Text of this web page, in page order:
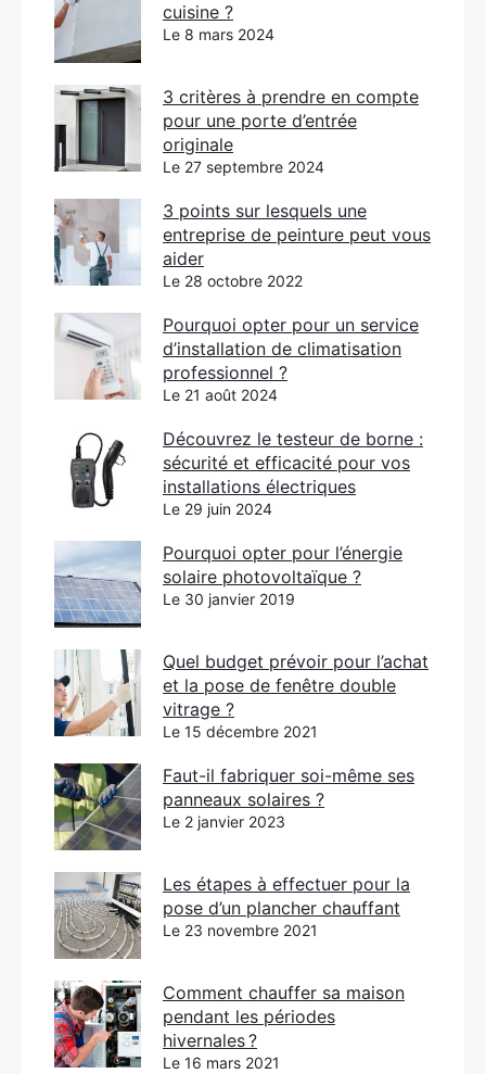
cuisine ?
Le 8 mars 2024
3 critères à prendre en compte
pour une porte d’entrée
originale
Le 27 septembre 2024
3 points sur lesquels une
entreprise de peinture peut vous
aider
Le 28 octobre 2022
Pourquoi opter pour un service
d’installation de climatisation
professionnel ?
Le 21 août 2024
Découvrez le testeur de borne :
sécurité et efficacité pour vos
installations électriques
Le 29 juin 2024
Pourquoi opter pour l’énergie
solaire photovoltaïque ?
Le 30 janvier 2019
Quel budget prévoir pour l’achat
et la pose de fenêtre double
vitrage ?
Le 15 décembre 2021
Faut-il fabriquer soi-même ses
panneaux solaires ?
Le 2 janvier 2023
Les étapes à effectuer pour la
pose d’un plancher chauffant
Le 23 novembre 2021
Comment chauffer sa maison
pendant les périodes
hivernales ?
Le 16 mars 2021